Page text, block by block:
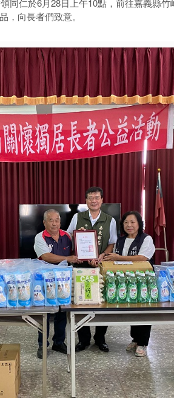
仁於6月28日上午10點，前往嘉義縣
，向長者們致意。